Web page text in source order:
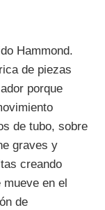
Hammond.
de piezas
porque
de tubo, sobre
graves y
creando
en el
de